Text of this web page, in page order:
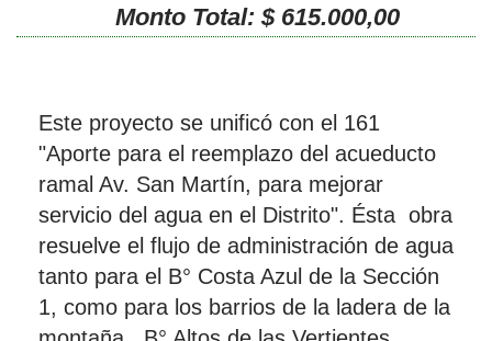
Monto Total: $ 615.000,00
Este proyecto se unificó con el 161
"Aporte para el reemplazo del acueducto
ramal Av. San Martín, para mejorar
servicio del agua en el Distrito". Ésta obra
resuelve el flujo de administración de agua
tanto para el B° Costa Azul de la Sección
1, como para los barrios de la ladera de la